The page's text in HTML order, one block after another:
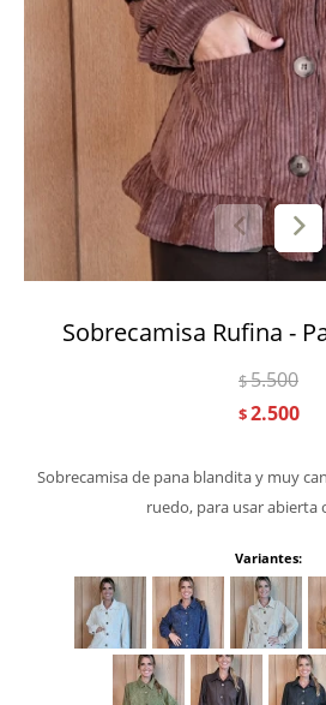
Sobrecamisa Rufina -
$2.500
$5.500
Sobrecamisa de pana blandita y muy
ruedo, para usar abierta
Variantes: